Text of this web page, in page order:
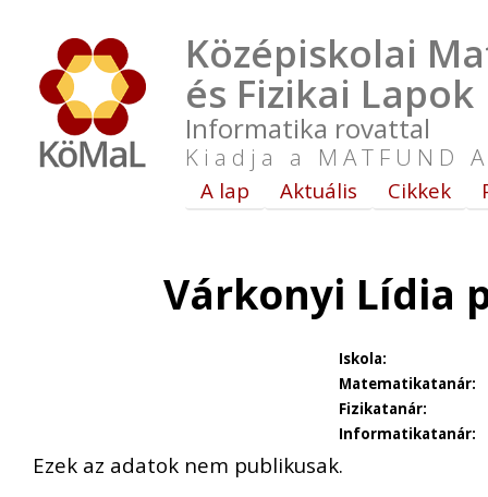
Középiskolai
és Fizikai Lapok
Informatika rovattal
Kiadja a MATFUND
A lap Aktuális Cikkek
Várkonyi Lídia
Iskola:
Matematikatanár:
Fizikatanár:
Informatikatanár:
Ezek az adatok nem publikusak.